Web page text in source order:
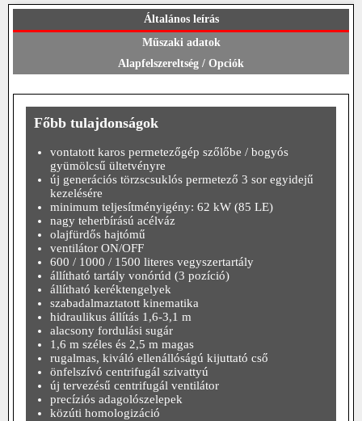
Általános leírás
Műszaki adatok
Alapfelszereltség / Opciók
Főbb tulajdonságok
vontatott karos permetezőgép szőlőbe / bogyós
gyümölcsű ültetvényre
új generációs törzscsuklós permetező 3 sor egyidejű
kezelésére
minimum teljesítményigény: 62 kW (85 LE)
nagy teherbírású acélváz
olajfürdős hajtómű
ventilátor ON/OFF
600 / 1000 / 1500 literes vegyszertartály
állítható tartály vonórúd (3 pozíció)
állítható keréktengelyek
szabadalmaztatott kinematika
hidraulikus állítás 1,6-3,1 m
alacsony fordulási sugár
1,6 m széles és 2,5 m magas
rugalmas, kiváló ellenállóságú kijuttató cső
önfelszívó centrifugál szivattyú
új tervezésű centrifugál ventilátor
precíziós adagolószelepek
közúti homologizáció